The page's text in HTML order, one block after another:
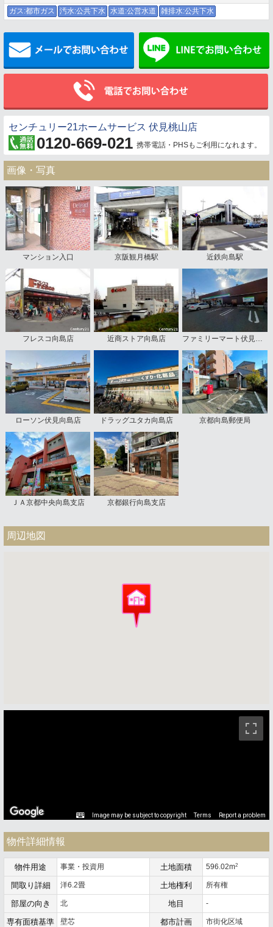
ガス:都市ガス 汚水:公共下水 水道:公営水道 雑排水:公共下水
メールでお問い合わせ
センチュリー21ホームサービス 伏見桃山店
0120-669-021 携帯電話・PHSもご利用になれます。
画像・写真
マンション入口 京阪観月橋駅 近鉄向島駅
フレスコ向島店 近商ストア向島店 ファミリーマート伏見向島本丸店
ローソン伏見向島店 ドラッグユタカ向島店 京都向島郵便局
ＪＡ京都中央向島支店 京都銀行向島支店
周辺地図
Image may be subject to copyright Terms Report a problem
物件詳細情報
物件用途 事業・投資用 土地面積 596.02m2
間取り詳細 洋6.2畳 土地権利 所有権
部屋の向き 北 地目 -
専有面積基準 壁芯 都市計画 市街化区域